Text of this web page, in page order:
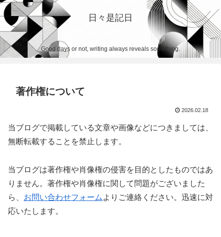
日々是記日
Good days or not, writing always reveals something.
著作権について
2026.02.18
当ブログで掲載している文章や画像などにつきましては、
無断転載することを禁止します。
当ブログは著作権や肖像権の侵害を目的としたものではあ
りません。著作権や肖像権に関して問題がございました
ら、 お問い合わせフォーム よりご連絡ください。迅速に対
応いたします。